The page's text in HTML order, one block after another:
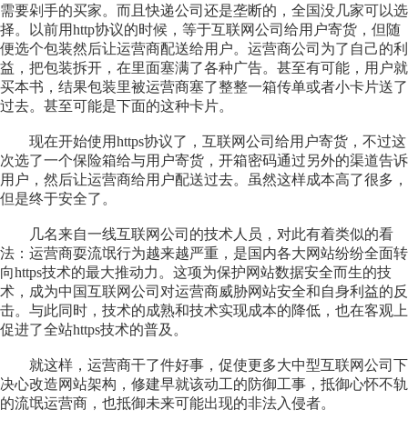
需要剁手的买家。而且快递公司还是垄断的，全国没几家可以选
择。以前用http协议的时候，等于互联网公司给用户寄货，但随
便选个包装然后让运营商配送给用户。运营商公司为了自己的利
益，把包装拆开，在里面塞满了各种广告。甚至有可能，用户就
买本书，结果包装里被运营商塞了整整一箱传单或者小卡片送了
过去。甚至可能是下面的这种卡片。
现在开始使用https协议了，互联网公司给用户寄货，不过这
次选了一个保险箱给与用户寄货，开箱密码通过另外的渠道告诉
用户，然后让运营商给用户配送过去。虽然这样成本高了很多，
但是终于安全了。
几名来自一线互联网公司的技术人员，对此有着类似的看
法：运营商耍流氓行为越来越严重，是国内各大网站纷纷全面转
向https技术的最大推动力。这项为保护网站数据安全而生的技
术，成为中国互联网公司对运营商威胁网站安全和自身利益的反
击。与此同时，技术的成熟和技术实现成本的降低，也在客观上
促进了全站https技术的普及。
就这样，运营商干了件好事，促使更多大中型互联网公司下
决心改造网站架构，修建早就该动工的防御工事，抵御心怀不轨
的流氓运营商，也抵御未来可能出现的非法入侵者。